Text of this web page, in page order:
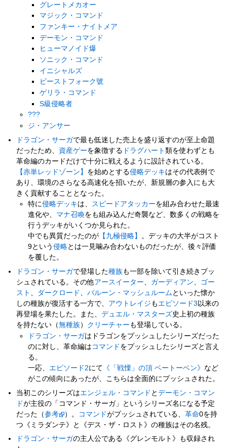
グレートメカオー
マジック・コマンド
ファンキー・ナイトメア
デーモン・コマンド
ヒューマノイド爆
ソニック・コマンド
イニシャルズ
ビーストフォーク號
ゲリラ・コマンド
S級侵略者
???
ジ・アンサー
ドラゴン・サーガで最も低迷した売上を盛り返すのが至上命題
だったため、 資産ゲーを象徴する ドラグハート類を使わずとも
革命編のカードだけで十分に戦えるように設計されている。
【赤単レッドゾーン】 を始めとする侵略デッキはその代表例で
あり、環境のさらなる高速化を招いたが、新規層の参入にも大
きく貢献することとなった。
特に侵略デッキは、 スピードアタッカーを組み合わせた最速
進化や、 マナ召喚をも組み込んだ奇襲など、数多くの戦略を
行うデッキがいくつか見られた。
中でも異質だったのが 【九極侵略】 。デッキの大半がコスト
9という侵略とは一見噛み合わないものだったが、後々評価
を覆した。
ドラゴン・サーガで登場した種族も一部を除いて引き続きプッ
シュされている。その他アースイーター、 ガーディアン、 ゴー
スト 、 ダークロード 、バルーン・マッシュルーム といった懐か
しの種族が復活する一方で、 アウトレイジ も エピソード3以来の
再登場を果たした。また、デュエル・マスターズ史上初の種族
を持たない（無種族） クリーチャー も登場している。
ドラゴン・サーガはドラゴンをプッシュしたシリーズだった
のに対し、革命編は コマンド をプッシュしたシリーズと言え
る。
一応、 エピソード2にて 《「戦慄」の頂 ベートーベン》 など
がこの傾向にあったが、こちらは全面的にプッシュされた。
当初このシリーズはエンジェル・コマンド とデーモン・コマン
ドが主役の「コマンド・サーガ」というシリーズ名になる予定
だった（参考 ）。 コマンドがプッシュされている、革命0を持
つ《ミラダンテ》と《デス・ザ・ロスト》の種族はその名残。
ドラゴン・サーガの主人公である《グレンモルト》も収録され